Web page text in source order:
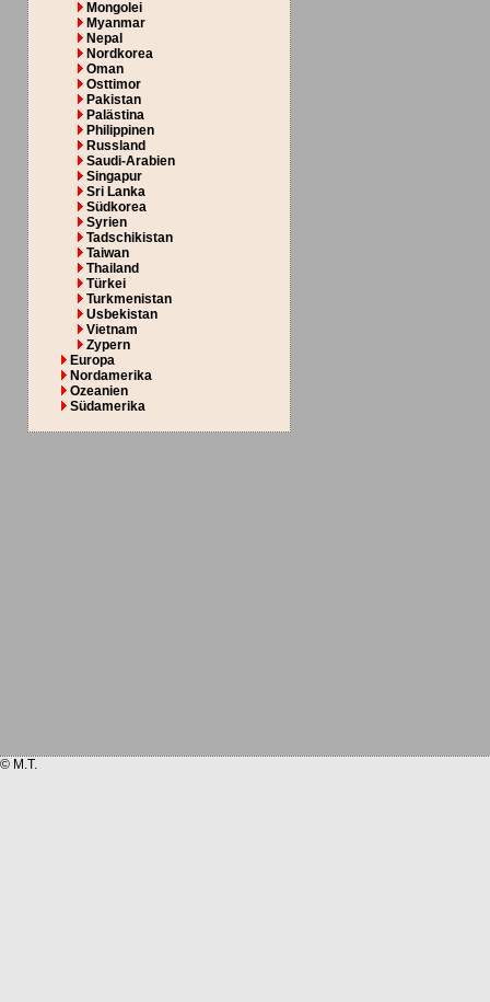
Mongolei
Myanmar
Nepal
Nordkorea
Oman
Osttimor
Pakistan
Palästina
Philippinen
Russland
Saudi-Arabien
Singapur
Sri Lanka
Südkorea
Syrien
Tadschikistan
Taiwan
Thailand
Türkei
Turkmenistan
Usbekistan
Vietnam
Zypern
Europa
Nordamerika
Ozeanien
Südamerika
© M.T.